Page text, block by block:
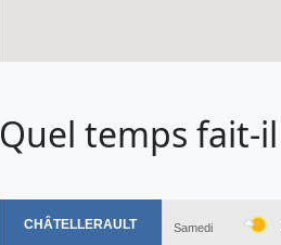
Quel temps fait-